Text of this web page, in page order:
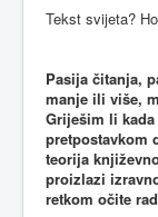
Tekst svijeta?
Pasija čitanja,
manje ili više,
Griješim li
pretpostavkom
teorija
proizlazi
retkom očite